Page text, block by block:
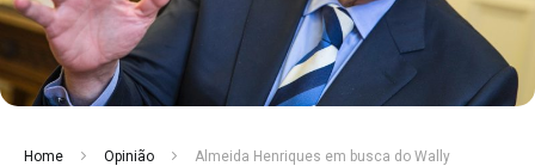
Home Opinião Almeida Henriques em busca do Wally